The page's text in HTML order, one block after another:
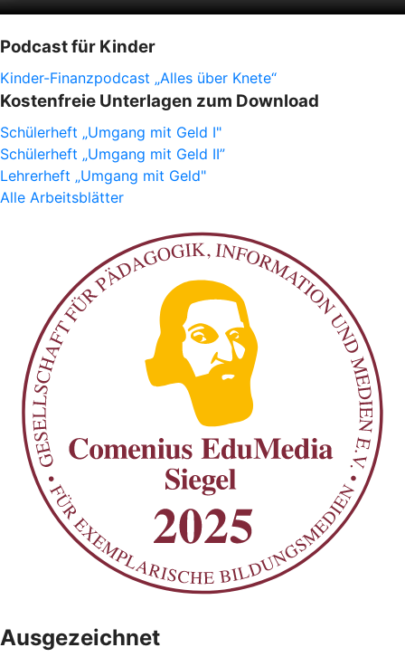
Podcast für Kinder
Kinder-Finanzpodcast „Alles über Knete“
Kostenfreie Unterlagen zum Download
Schülerheft „Umgang mit Geld I"
Schülerheft „Umgang mit Geld II”
Lehrerheft „Umgang mit Geld"
Alle Arbeitsblätter
Ausgezeichnet